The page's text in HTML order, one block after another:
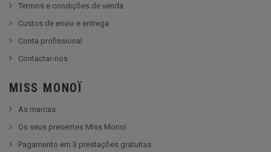
Termos e condições de venda
Custos de envio e entrega
Conta profissional
Contactar-nos
MISS MONOÏ
As marcas
Os seus presentes Miss Monoï
Pagamento em 3 prestações gratuitas